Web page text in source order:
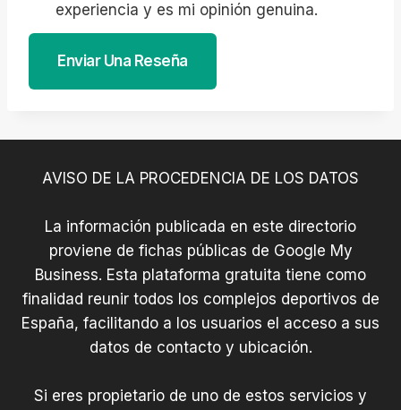
experiencia y es mi opinión genuina.
Enviar Una Reseña
AVISO DE LA PROCEDENCIA DE LOS DATOS
La información publicada en este directorio
proviene de fichas públicas de Google My
Business. Esta plataforma gratuita tiene como
finalidad reunir todos los complejos deportivos de
España, facilitando a los usuarios el acceso a sus
datos de contacto y ubicación.
Si eres propietario de uno de estos servicios y